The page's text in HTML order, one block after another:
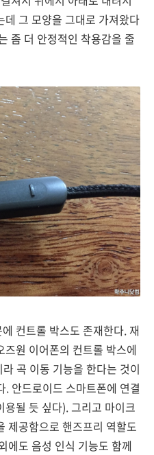
그 모양을 그대로 가져왔다
좀 더 안정적인 착용감을 줄
컨트롤 박스도 존재한다. 재
원 이어폰의 컨트롤 박스에
곡 이동 기능을 한다는 것이
안드로이드 스마트폰에 연결
될 듯 싶다). 그리고 마이크
제공함으로 핸즈프리 역할도
에도 음성 인식 기능도 함께